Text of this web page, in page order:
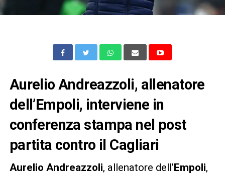
Aurelio Andreazzoli, allenatore
dell’Empoli, interviene in
conferenza stampa nel post
partita contro il Cagliari
Aurelio Andreazzoli, allenatore dell’Empoli,